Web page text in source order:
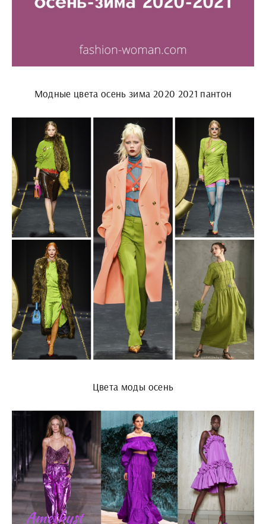
Модные цвета осень зима 2020 2021 пантон
Цвета моды осень